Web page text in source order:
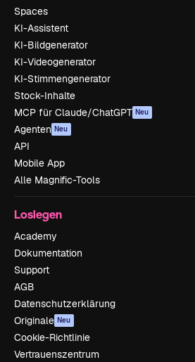
Spaces
KI-Assistent
KI-Bildgenerator
KI-Videogenerator
KI-Stimmengenerator
Stock-Inhalte
MCP für Claude/ChatGPT Neu
Agenten Neu
API
Mobile App
Alle Magnific-Tools
Loslegen
Academy
Dokumentation
Support
AGB
Datenschutzerklärung
Originale Neu
Cookie-Richtlinie
Vertrauenszentrum